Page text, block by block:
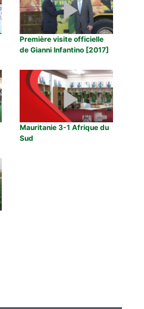
Première visite officielle
de Gianni Infantino [2017]
Mauritanie 3-1 Afrique du
Sud